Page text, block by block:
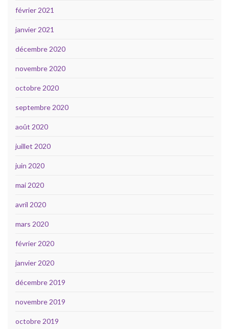
février 2021
janvier 2021
décembre 2020
novembre 2020
octobre 2020
septembre 2020
août 2020
juillet 2020
juin 2020
mai 2020
avril 2020
mars 2020
février 2020
janvier 2020
décembre 2019
novembre 2019
octobre 2019